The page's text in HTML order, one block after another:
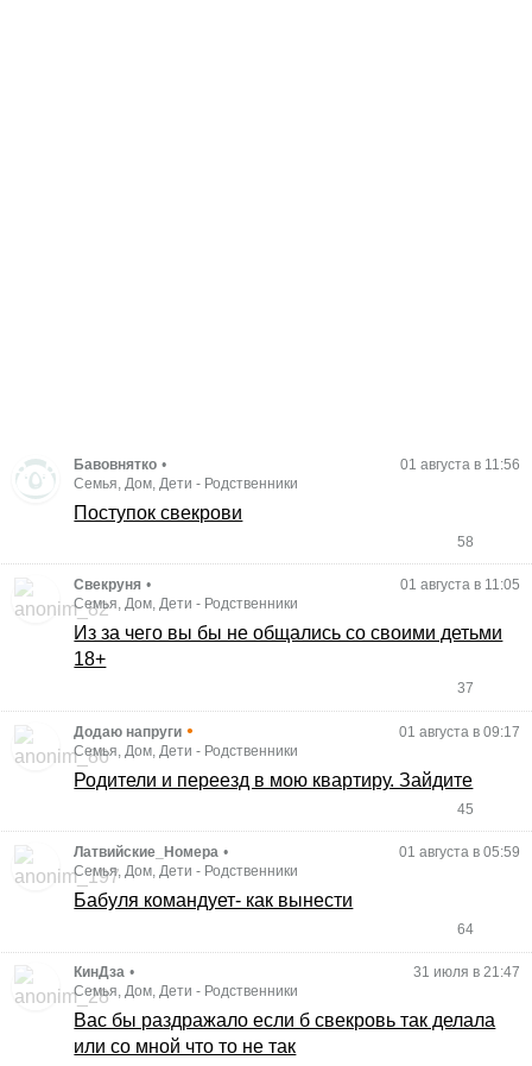
Бавовнятко •
01 августа в 11:56
Семья, Дом, Дети - Родственники
Поступок свекрови
58
Свекруня •
01 августа в 11:05
Семья, Дом, Дети - Родственники
Из за чего вы бы не общались со своими детьми
18+
37
Додаю напруги •
01 августа в 09:17
Семья, Дом, Дети - Родственники
Родители и переезд в мою квартиру. Зайдите
45
Латвийские_Номера •
01 августа в 05:59
Семья, Дом, Дети - Родственники
Бабуля командует- как вынести
64
КинДза •
31 июля в 21:47
Семья, Дом, Дети - Родственники
Вас бы раздражало если б свекровь так делала
или со мной что то не так